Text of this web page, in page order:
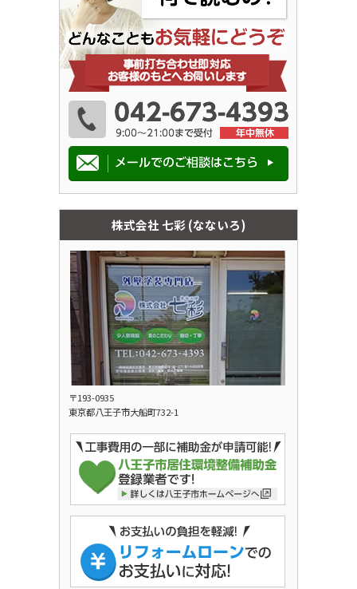
株式会社 七彩 (なないろ)
〒193-0935
東京都八王子市大船町732-1